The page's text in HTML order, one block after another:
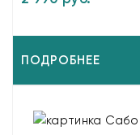
ПОДРОБНЕЕ